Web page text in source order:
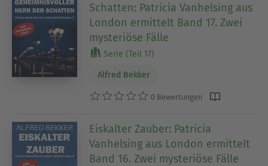
Schatten: Patricia Vanhelsing aus
London ermittelt Band 17. Zwei
mysteriöse Fälle
Serie (Teil 17)
Alfred Bekker
0 Bewertungen
Eiskalter Zauber: Patricia
Vanhelsing aus London ermittelt
Band 16. Zwei mysteriöse Fälle